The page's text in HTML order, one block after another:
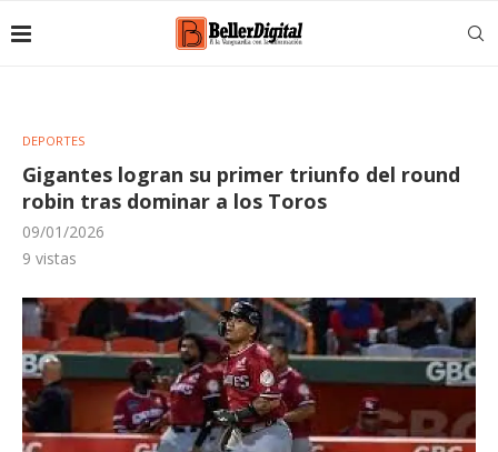
DEPORTES
Gigantes logran su primer triunfo del round
robin tras dominar a los Toros
09/01/2026
9 vistas